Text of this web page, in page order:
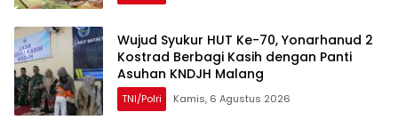
Wujud Syukur HUT Ke-70, Yonarhanud 2
Kostrad Berbagi Kasih dengan Panti
Asuhan KNDJH Malang
TNI/Polri Kamis, 6 Agustus 2026